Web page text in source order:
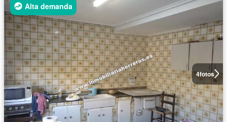
4fotos
Alta demanda